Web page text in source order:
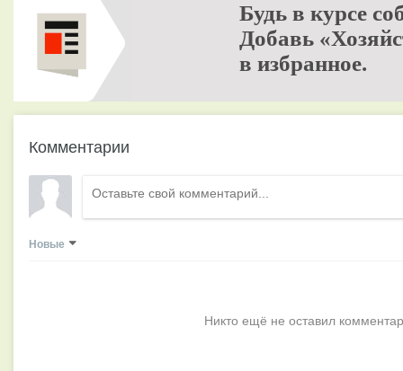
Будь в курсе
Добавь
в избранное.
Комментарии
Новые
Никто ещё не оставил